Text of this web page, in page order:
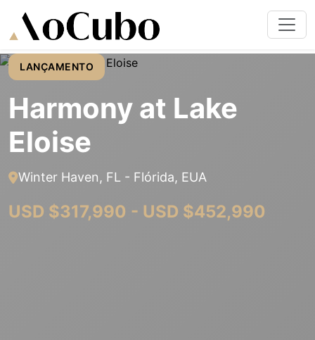
LANÇAMENTO
Harmony at Lake
Eloise
Winter Haven, FL - Flórida, EUA
USD $317,990 - USD $452,990